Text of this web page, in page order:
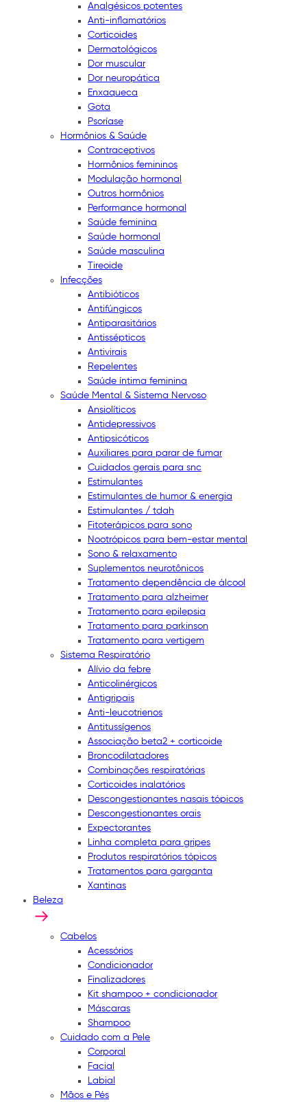
Analgésicos potentes
Anti-inflamatórios
Corticoides
Dermatológicos
Dor muscular
Dor neuropática
Enxaqueca
Gota
Psoríase
Hormônios & Saúde
Contraceptivos
Hormônios femininos
Modulação hormonal
Outros hormônios
Performance hormonal
Saúde feminina
Saúde hormonal
Saúde masculina
Tireoide
Infecções
Antibióticos
Antifúngicos
Antiparasitários
Antissépticos
Antivirais
Repelentes
Saúde íntima feminina
Saúde Mental & Sistema Nervoso
Ansiolíticos
Antidepressivos
Antipsicóticos
Auxiliares para parar de fumar
Cuidados gerais para snc
Estimulantes
Estimulantes de humor & energia
Estimulantes / tdah
Fitoterápicos para sono
Nootrópicos para bem-estar mental
Sono & relaxamento
Suplementos neurotônicos
Tratamento dependência de álcool
Tratamento para alzheimer
Tratamento para epilepsia
Tratamento para parkinson
Tratamento para vertigem
Sistema Respiratório
Alívio da febre
Anticolinérgicos
Antigripais
Anti-leucotrienos
Antitussígenos
Associação beta2 + corticoide
Broncodilatadores
Combinações respiratórias
Corticoides inalatórios
Descongestionantes nasais tópicos
Descongestionantes orais
Expectorantes
Linha completa para gripes
Produtos respiratórios tópicos
Tratamentos para garganta
Xantinas
Beleza
Cabelos
Acessórios
Condicionador
Finalizadores
Kit shampoo + condicionador
Máscaras
Shampoo
Cuidado com a Pele
Corporal
Facial
Labial
Mãos e Pés